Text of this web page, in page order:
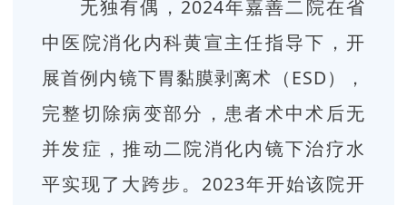
无独有偶，2024年嘉善二院在省
中医院消化内科黄宣主任指导下，开
展首例内镜下胃黏膜剥离术（ESD），
完整切除病变部分，患者术中术后无
并发症，推动二院消化内镜下治疗水
平实现了大跨步。2023年开始该院开